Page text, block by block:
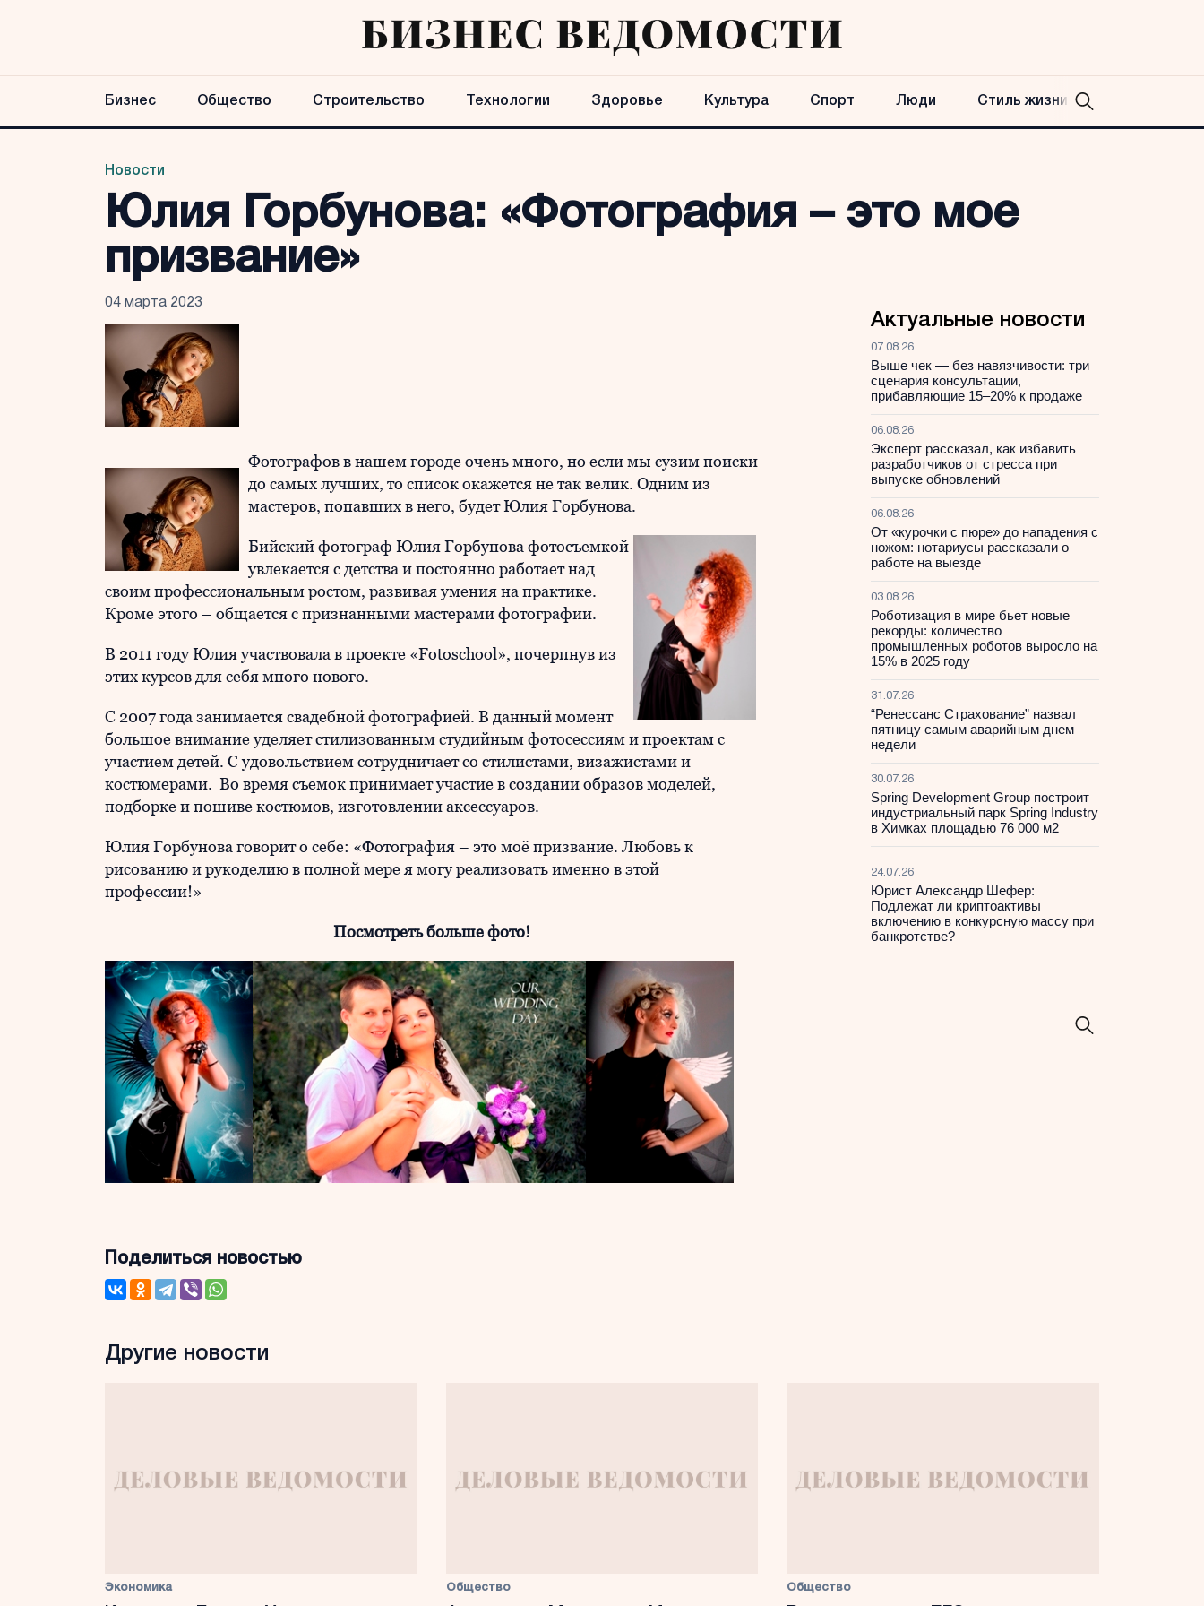
Бизнес Общество Строительство Технологии Здоровье Культура Спорт Люди Стиль жизни
Новости
Юлия Горбунова: «Фотография – это мое
призвание»
04 марта 2023
Фотографов в нашем городе очень много, но если мы сузим поиски
до самых лучших, то список окажется не так велик. Одним из
мастеров, попавших в него, будет Юлия Горбунова.
Бийский фотограф Юлия Горбунова фотосъемкой
увлекается с детства и постоянно работает над
своим профессиональным ростом, развивая умения на практике.
Кроме этого – общается с признанными мастерами фотографии.
В 2011 году Юлия участвовала в проекте «Fotoschool», почерпнув из
этих курсов для себя много нового.
С 2007 года занимается свадебной фотографией. В данный момент
большое внимание уделяет стилизованным студийным фотосессиям и проектам с
участием детей. С удовольствием сотрудничает со стилистами, визажистами и
костюмерами. Во время съемок принимает участие в создании образов моделей,
подборке и пошиве костюмов, изготовлении аксессуаров.
Юлия Горбунова говорит о себе: «Фотография – это моё призвание. Любовь к
рисованию и рукоделию в полной мере я могу реализовать именно в этой
профессии!»
Посмотреть больше фото!
Поделиться новостью
Актуальные новости
07.08.26
Выше чек — без навязчивости: три
сценария консультации,
прибавляющие 15–20% к продаже
06.08.26
Эксперт рассказал, как избавить
разработчиков от стресса при
выпуске обновлений
06.08.26
От «курочки с пюре» до нападения с
ножом: нотариусы рассказали о
работе на выезде
03.08.26
Роботизация в мире бьет новые
рекорды: количество
промышленных роботов выросло на
15% в 2025 году
31.07.26
“Ренессанс Страхование” назвал
пятницу самым аварийным днем
недели
30.07.26
Spring Development Group построит
индустриальный парк Spring Industry
в Химках площадью 76 000 м2
24.07.26
Юрист Александр Шефер:
Подлежат ли криптоактивы
включению в конкурсную массу при
банкротстве?
Другие новости
Экономика Общество Общество